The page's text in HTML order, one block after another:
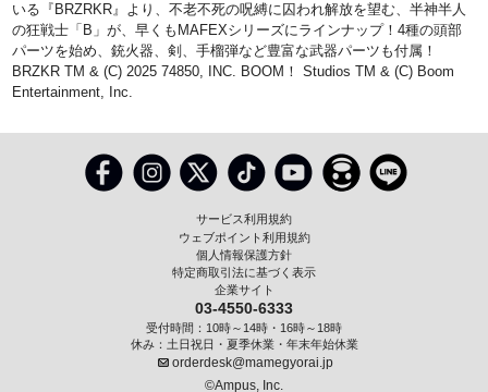
いる『BRZRKR』より、不老不死の呪縛に囚われ解放を望む、半神半人
の狂戦士「B」が、早くもMAFEXシリーズにラインナップ！4種の頭部
パーツを始め、銃火器、剣、手榴弾など豊富な武器パーツも付属！
BRZKR TM & (C) 2025 74850, INC. BOOM！ Studios TM & (C) Boom
Entertainment, Inc.
サービス利用規約
ウェブポイント利用規約
個人情報保護方針
特定商取引法に基づく表示
企業サイト
03-4550-6333
受付時間：10時～14時・16時～18時
休み：土日祝日・夏季休業・年末年始休業
orderdesk@mamegyorai.jp
©Ampus, Inc.